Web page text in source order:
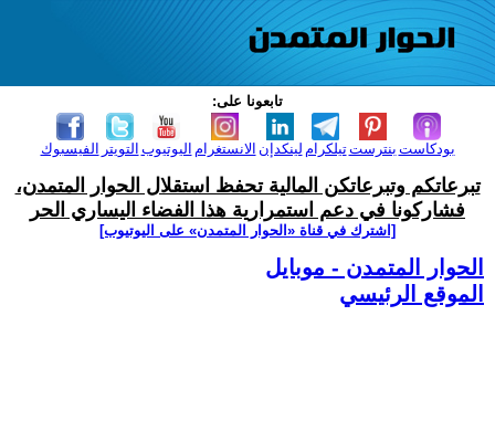
تابعونا على:
الفيسبوك التويتر اليوتيوب الانستغرام لينكدإن تيلكرامبنترست بودكاست
تبرعاتكم وتبرعاتكن المالية تحفظ استقلال الحوار المتمدن،
فشاركونا في دعم استمرارية هذا الفضاء اليساري الحر
[اشترك في قناة ‫«الحوار المتمدن» على اليوتيوب]
الحوار المتمدن - موبايل
الموقع الرئيسي